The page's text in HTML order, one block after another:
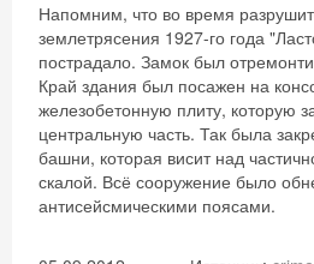
Напомним, что во время
землетрясения 1927-го года
пострадало. Замок был
Край здания был посажен на
железобетонную плиту, которую
центральную часть. Так была
башни, которая висит над
скалой. Всё сооружение было
антисейсмическими поясами.